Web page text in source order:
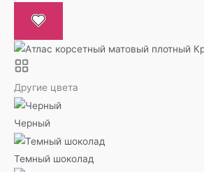
Другие цвета
Черный
Темный шоколад